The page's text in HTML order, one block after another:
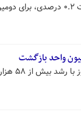
۱.۲ درصد، افزایش یافت.